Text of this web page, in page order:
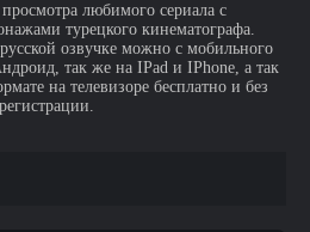
любимого сериала с
турецкого кинематографа.
озвучке можно с мобильного
так же на IPad и IPhone, а так
на телевизоре бесплатно и без
регистрации.